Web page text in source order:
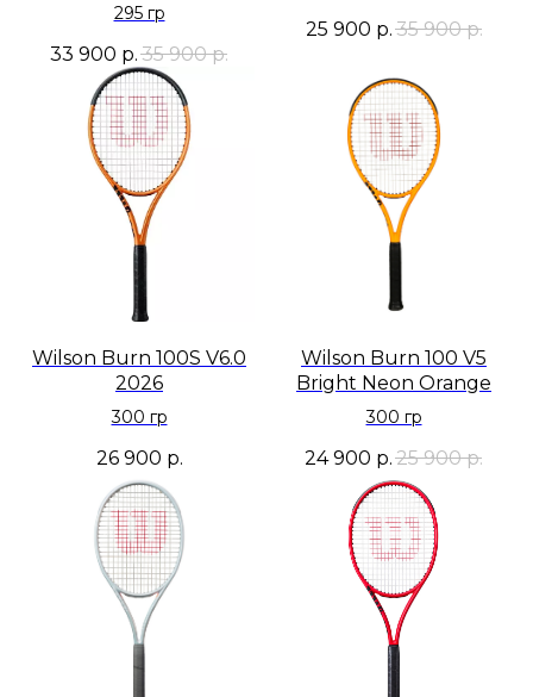
295 гр
33 900 р. 35 900 р.
25 900 р.35 900 р.
Wilson Burn 100S V6.0
2026
300 гр
26 900 р.
Wilson Burn 100 V5
Bright Neon Orange
300 гр
24 900 р. 25 900 р.